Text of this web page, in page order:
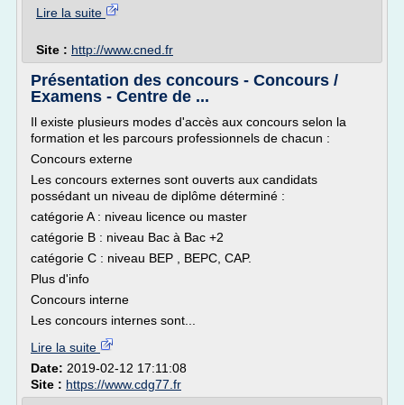
Lire la suite
Site : http://www.cned.fr
Présentation des concours - Concours /
Examens - Centre de ...
Il existe plusieurs modes d'accès aux concours selon la
formation et les parcours professionnels de chacun :
Concours externe
Les concours externes sont ouverts aux candidats
possédant un niveau de diplôme déterminé :
catégorie A : niveau licence ou master
catégorie B : niveau Bac à Bac +2
catégorie C : niveau BEP , BEPC, CAP.
Plus d'info
Concours interne
Les concours internes sont...
Lire la suite
Date: 2019-02-12 17:11:08
Site : https://www.cdg77.fr